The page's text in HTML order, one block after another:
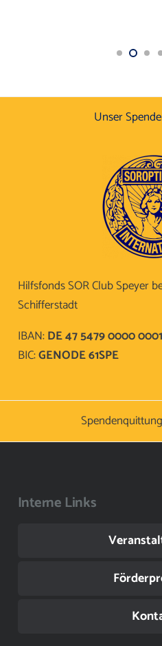
Unser
Hilfsfonds SOR Club Speyer
Schifferstadt
IBAN:DE 47 5479 0000
BIC:GENODE 61SPE
Interne Links